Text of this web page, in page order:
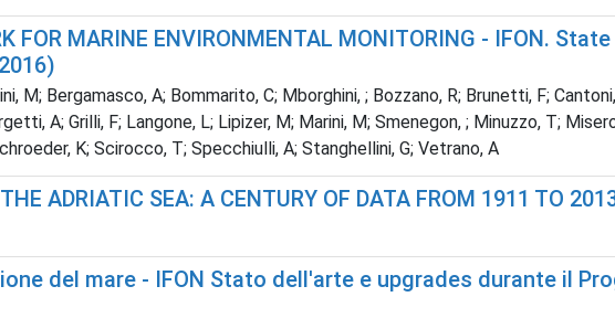
FOR MARINE ENVIRONMENTAL MONITORING - IFON.
M; Bergamasco, A; Bommarito, C; Mborghini, ; Bozzano, R; Brunetti, F;
A; Grilli, F; Langone, L; Lipizer, M; Marini, M; Smenegon, ; Minuzzo, T;
K; Scirocco, T; Specchiulli, A; Stanghellini, G; Vetrano, A
ADRIATIC SEA: A CENTURY OF DATA FROM 1911 TO
del mare - IFON Stato dell'arte e upgrades durante il